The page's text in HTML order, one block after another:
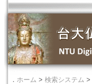
． ホーム > 検索システム >